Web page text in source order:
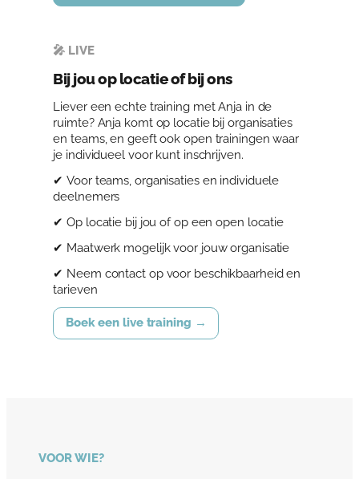
🎤 LIVE
Bij jou op locatie of bij ons
Liever een echte training met Anja in de
ruimte? Anja komt op locatie bij organisaties
en teams, en geeft ook open trainingen waar
je individueel voor kunt inschrijven.
✔ Voor teams, organisaties en individuele
deelnemers
✔ Op locatie bij jou of op een open locatie
✔ Maatwerk mogelijk voor jouw organisatie
✔ Neem contact op voor beschikbaarheid en
tarieven
Boek een live training →
VOOR WIE?